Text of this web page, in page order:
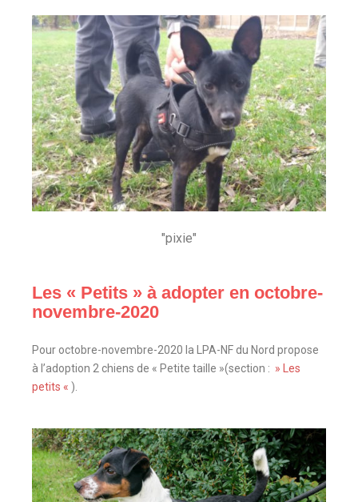
"pixie"
Les « Petits » à adopter en octobre-
novembre-2020
Pour octobre-novembre-2020 la LPA-NF du Nord propose
à l’adoption 2 chiens de « Petite taille »(section : » Les
petits « ).